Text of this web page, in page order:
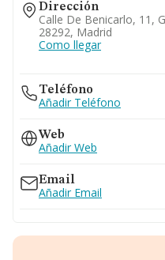
Dirección
Calle De Benicarlo, 11,
28292, Madrid
Como llegar
Teléfono
Añadir Teléfono
Web
Añadir Web
Email
Añadir Email